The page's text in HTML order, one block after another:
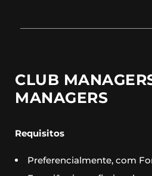
CLUB
MANAGERS
Requisitos
Preferencialmente, com